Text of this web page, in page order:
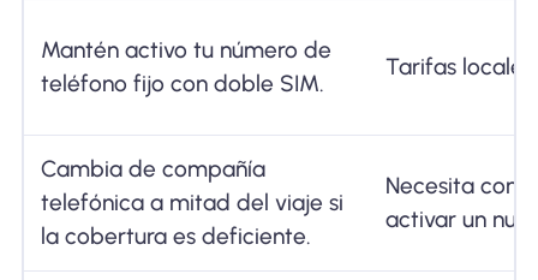
Mantén activo tu número de
teléfono fijo con doble SIM.
Tarifas locales
Cambia de compañía
telefónica a mitad del viaje si
la cobertura es deficiente.
Necesita
activar un